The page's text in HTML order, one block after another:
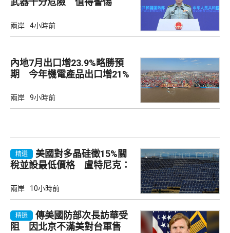
兩岸 4小時前
內地7月出口增23.9%略勝預
期 今年機電產品出口增21%
兩岸 9小時前
精選
美國對多晶硅徵15%關
稅並設最低價格 盧特尼克：
兩岸 10小時前
精選
傳美國防部次長訪華受
阻 因北京不滿美對台軍售